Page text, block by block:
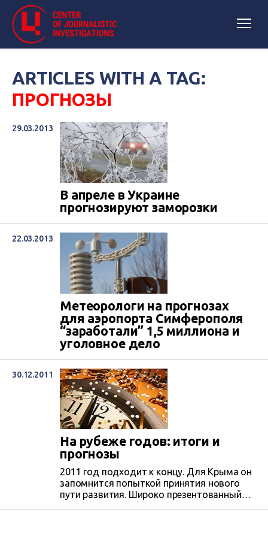
ARTICLES WITH A TAG:
ПРОГНОЗЫ
29.03.2013
В апреле в Украине
прогнозируют заморозки
22.03.2013
Метеорологи на прогнозах
для аэропорта Симферополя
“заработали” 1,5 миллиона и
уголовное дело
30.12.2011
На рубеже годов: итоги и
прогнозы
2011 год подходит к концу. Для Крыма он
запомнится попыткой принятия нового
пути развития. Широко презентованный